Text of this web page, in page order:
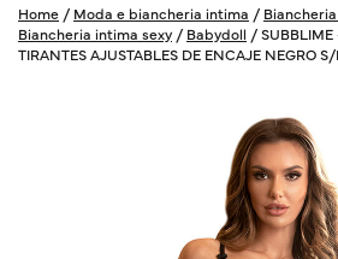
Home / Moda e biancheria intima /
Biancheria intima sexy / Babydoll /
TIRANTES AJUSTABLES DE ENCAJE NEGRO